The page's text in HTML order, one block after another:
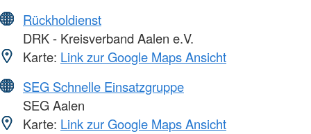
Rückholdienst
DRK - Kreisverband Aalen e.V.
Karte: Link zur Google Maps Ansicht
SEG Schnelle Einsatzgruppe
SEG Aalen
Karte: Link zur Google Maps Ansicht